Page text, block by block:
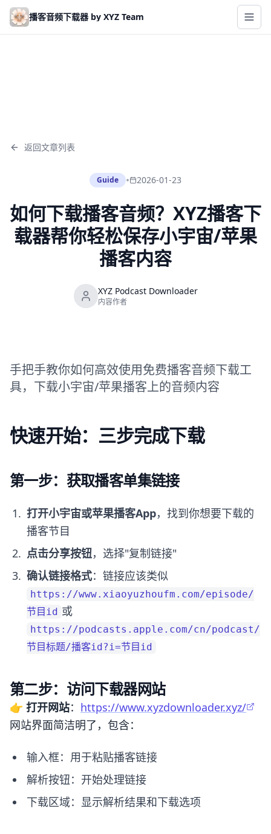
Skip to main content
播客音频下载器 by XYZ Team
返回文章列表
Guide • 2026-01-23
如何下载播客音频？XYZ播客下
载器帮你轻松保存小宇宙/苹果
播客内容
XYZ Podcast Downloader
内容作者
手把手教你如何高效使用免费播客音频下载工
具，下载小宇宙/苹果播客上的音频内容
快速开始：三步完成下载
第一步：获取播客单集链接
打开小宇宙或苹果播客App，找到你想要下载的
播客节目
点击分享按钮，选择"复制链接"
确认链接格式：链接应该类似
https://www.xiaoyuzhoufm.com/episode/
节目id 或
https://podcasts.apple.com/cn/podcast/
节目标题/播客id?i=节目id
第二步：访问下载器网站
👉 打开网站： https://www.xyzdownloader.xyz/
网站界面简洁明了，包含：
输入框：用于粘贴播客链接
解析按钮：开始处理链接
下载区域：显示解析结果和下载选项